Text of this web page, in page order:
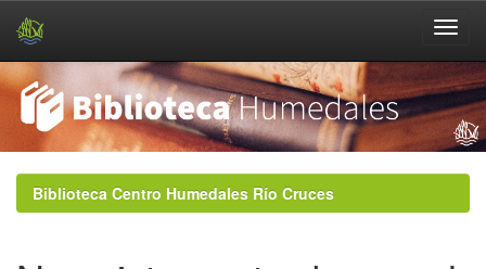
navigationBiblioteca Centro Humedales Río Cruces